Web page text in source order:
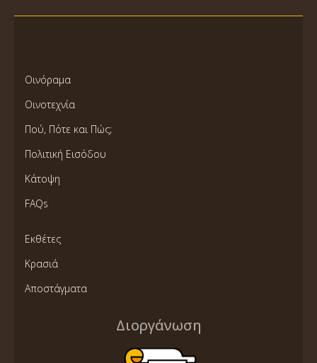
Οινόραμα
Οινοτεχνία
Πού, Πότε και Πώς;
Πολιτική Εισόδου
Κάτοψη
FAQs
Εκθέτες
Κρασιά
Αποστάγματα
Διοργάνωση